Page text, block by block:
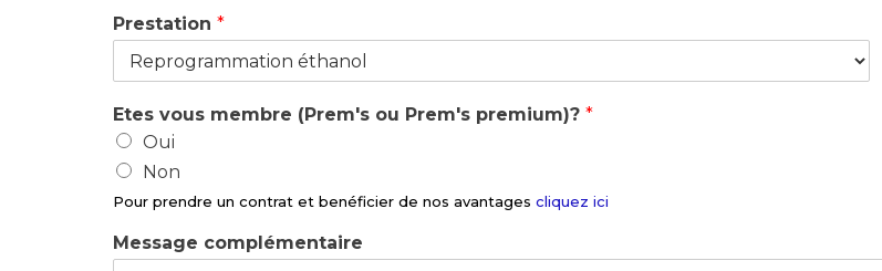
Prestation *
Etes vous membre (Prem's ou Prem's premium)? *
Oui
Non
Pour prendre un contrat et benéficier de nos avantages cliquez ici
Message complémentaire